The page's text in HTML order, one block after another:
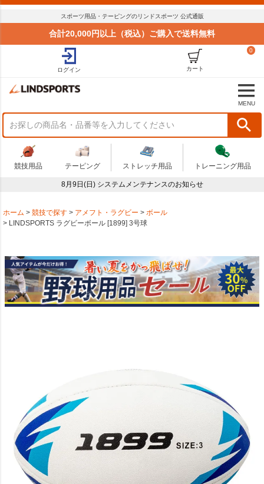
スポーツ用品・テーピングのリンドスポーツ 公式通販
合計20,000円以上（税込）ご購入で送料無料
ログイン
0
カート
MENU
競技用品 テーピング ストレッチ用品 トレーニング用品
8月9日(日) システムメンテナンスのお知らせ
ホーム 競技で探す アメフト・ラグビー
ボール
LINDSPORTS ラグビーボール [1899] 3号球